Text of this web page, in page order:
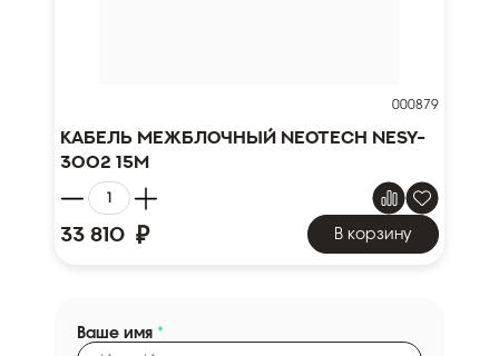
000879
Кабель межблочный NEOTECH NESY-
3002 15м
33 810 ₽ В корзину
Ваше имя *